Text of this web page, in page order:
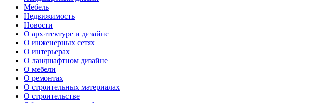
Мебель
Недвижимость
Новости
О архитектуре и дизайне
О инженерных сетях
О интерьерах
О ландшафтном дизайне
О мебели
О ремонтах
О строительных материалах
О строительстве